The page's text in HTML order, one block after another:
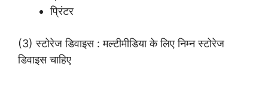
प्रिंटर
(3) स्टोरेज डिवाइस : मल्टीमीडिया के लिए निम्न स्टोरेज
डिवाइस चाहिए